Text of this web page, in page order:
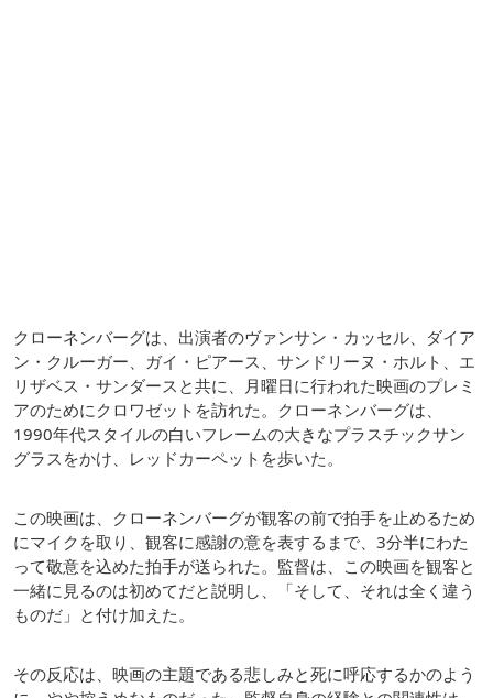
クローネンバーグは、出演者のヴァンサン・カッセル、ダイア
ン・クルーガー、ガイ・ピアース、サンドリーヌ・ホルト、エ
リザベス・サンダースと共に、月曜日に行われた映画のプレミ
アのためにクロワゼットを訪れた。クローネンバーグは、
1990年代スタイルの白いフレームの大きなプラスチックサン
グラスをかけ、レッドカーペットを歩いた。
この映画は、クローネンバーグが観客の前で拍手を止めるため
にマイクを取り、観客に感謝の意を表するまで、3分半にわた
って敬意を込めた拍手が送られた。監督は、この映画を観客と
一緒に見るのは初めてだと説明し、「そして、それは全く違う
ものだ」と付け加えた。
その反応は、映画の主題である悲しみと死に呼応するかのよう